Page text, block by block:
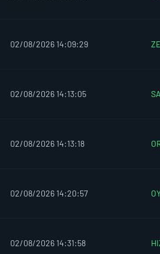
02/08/2026 14:09:29
02/08/2026 14:13:05
02/08/2026 14:13:18
02/08/2026 14:20:57
02/08/2026 14:31:58